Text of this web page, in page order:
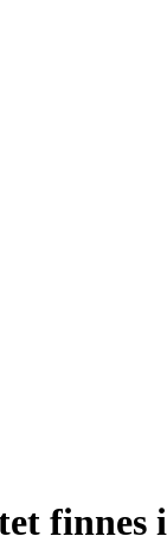
finnes